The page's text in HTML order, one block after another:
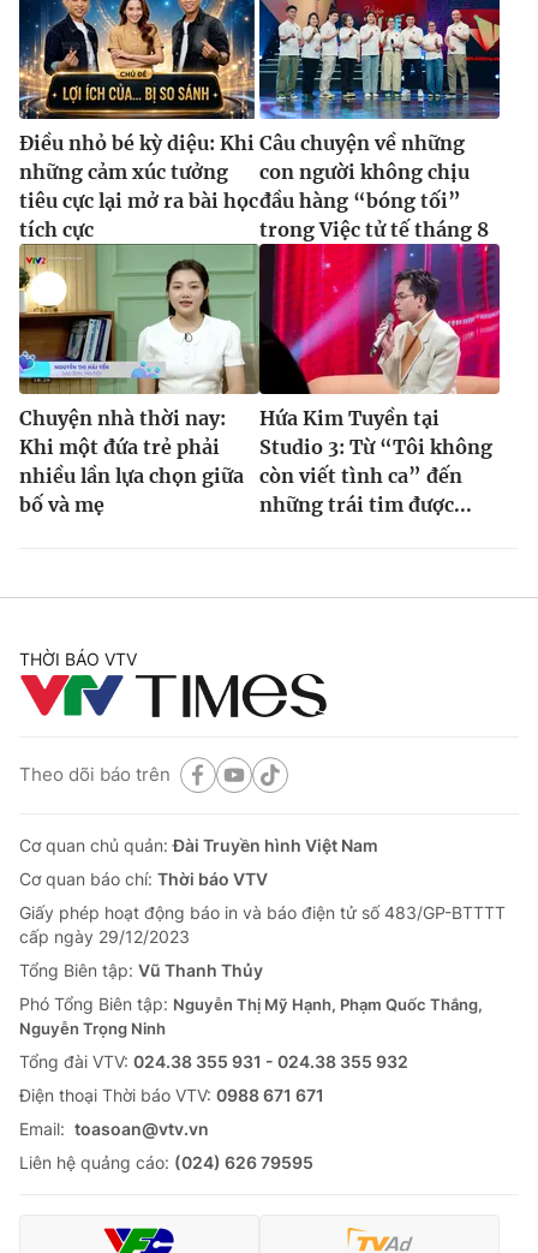
Điều nhỏ bé kỳ diệu: Khi
những cảm xúc tưởng
tiêu cực lại mở ra bài học
tích cực
Câu chuyện về những
con người không chịu
đầu hàng “bóng tối”
trong Việc tử tế tháng 8
Chuyện nhà thời nay:
Khi một đứa trẻ phải
nhiều lần lựa chọn giữa
bố và mẹ
Hứa Kim Tuyền tại
Studio 3: Từ “Tôi không
còn viết tình ca” đến
những trái tim được...
THỜI BÁO VTV
Theo dõi báo trên
Cơ quan chủ quản:Đài Truyền hình Việt Nam
Cơ quan báo chí: Thời báo VTV
Giấy phép hoạt động báo in và báo điện tử số 483/GP-BTTTT
cấp ngày 29/12/2023
Tổng Biên tập: Vũ Thanh Thủy
Phó Tổng Biên tập: Nguyễn Thị Mỹ Hạnh, Phạm Quốc Thắng,
Nguyễn Trọng Ninh
Tổng đài VTV: 024.38 355 931 - 024.38 355 932
Ðiện thoại Thời báo VTV: 0988 671 671
Email: toasoan@vtv.vn
Liên hệ quảng cáo: (024) 626 79595